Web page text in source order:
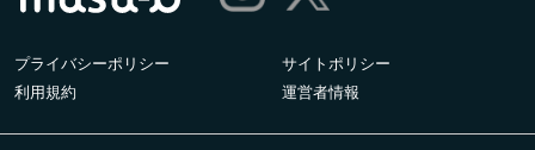
プライバシーポリシー
サイトポリシー
利用規約
運営者情報